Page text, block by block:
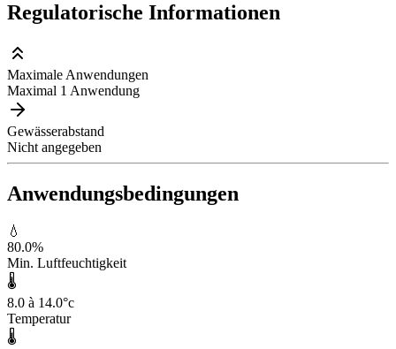
Regulatorische Informationen
Maximale Anwendungen
Maximal 1 Anwendung
Gewässerabstand
Nicht angegeben
Anwendungsbedingungen
💧
80.0%
Min. Luftfeuchtigkeit
🌡️
8.0 à 14.0°c
Temperatur
🌡️